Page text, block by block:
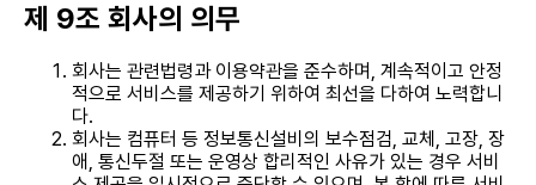
제 9조 회사의 의무
회사는 관련법령과 이용약관을 준수하며, 계속적이고 안정
적으로 서비스를 제공하기 위하여 최선을 다하여 노력합니
다.
회사는 컴퓨터 등 정보통신설비의 보수점검, 교체, 고장, 장
애, 통신두절 또는 운영상 합리적인 사유가 있는 경우 서비